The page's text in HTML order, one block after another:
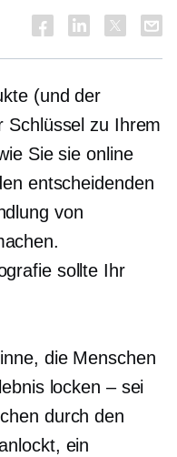
(und der
Schlüssel zu Ihrem
Sie sie online
entscheidenden
von
sollte Ihr
die Menschen
locken – sei
durch den
ein